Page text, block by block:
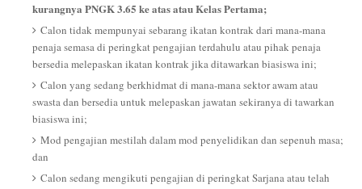
kurangnya PNGK 3.65 ke atas atau Kelas Pertama;
Calon tidak mempunyai sebarang ikatan kontrak dari mana-mana
penaja semasa di peringkat pengajian terdahulu atau pihak penaja
bersedia melepaskan ikatan kontrak jika ditawarkan biasiswa ini;
Calon yang sedang berkhidmat di mana-mana sektor awam atau
swasta dan bersedia untuk melepaskan jawatan sekiranya di tawarkan
biasiswa ini;
Mod pengajian mestilah dalam mod penyelidikan dan sepenuh masa;
dan
Calon sedang mengikuti pengajian di peringkat Sarjana atau telah